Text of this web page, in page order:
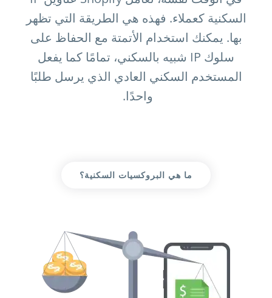
السكنية كعملاء. فهذه هي الطريقة التي تظهر
بها. يمكنك استخدام الأتمتة مع الحفاظ على
سلوك IP شبيه بالسكني، تمامًا كما يفعل
المستخدم السكني العادي الذي يرسل طلبًا
واحدًا.
ما هي البروكسيات السكنية؟